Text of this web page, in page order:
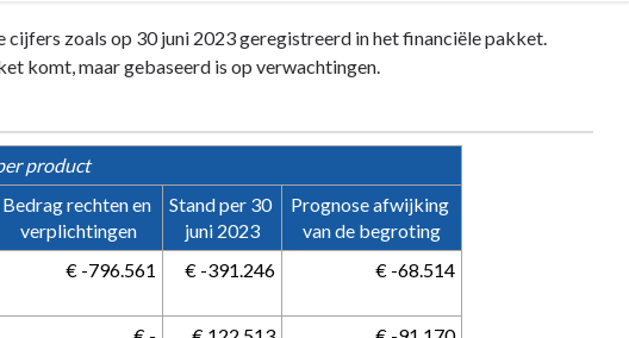
zoals op 30 juni 2023 geregistreerd in het financiële pakket.
komt, maar gebaseerd is op verwachtingen.
product
Bedrag rechten en
verplichtingen
Stand per 30
juni 2023
Prognose afwijking
van de begroting
€ -796.561 € -391.246 € -68.514